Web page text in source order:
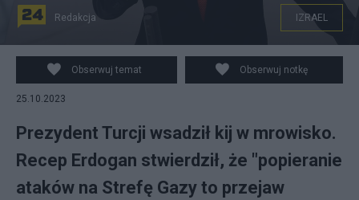
PAP
Redakcja IZRAEL
Obserwuj temat Obserwuj notkę
25.10.2023
Prezydent Turcji wsadził kij w mrowisko.
Recep Erdogan stwierdził, że "popieranie
ataków na Strefę Gazy to przejaw